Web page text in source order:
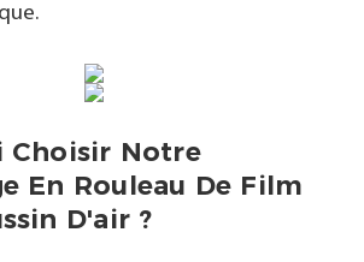
Choisir Notre
En Rouleau De Film
D'air ?